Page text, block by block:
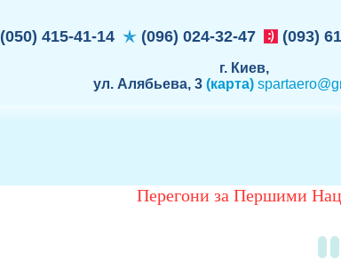
(050) 415-41-14 (096) 024-32-47 (093)
г. Киев,
ул. Алябьева, 3 (карта)
Перегони за Першими